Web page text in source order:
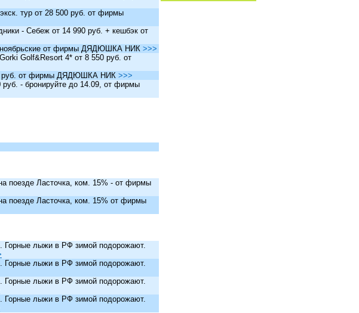
тур от 28 500 руб. от фирмы
- Себеж от 14 990 руб. + кешбэк от
ноябрьские от фирмы ДЯДЮШКА НИК >>>
Golf&Resort 4* от 8 550 руб. от
руб. от фирмы ДЯДЮШКА НИК >>>
- бронируйте до 14.09, от фирмы
поезде Ласточка, ком. 15% - от фирмы
поезде Ласточка, ком. 15% от фирмы
лыжи в РФ зимой подорожают.
лыжи в РФ зимой подорожают.
лыжи в РФ зимой подорожают.
лыжи в РФ зимой подорожают.